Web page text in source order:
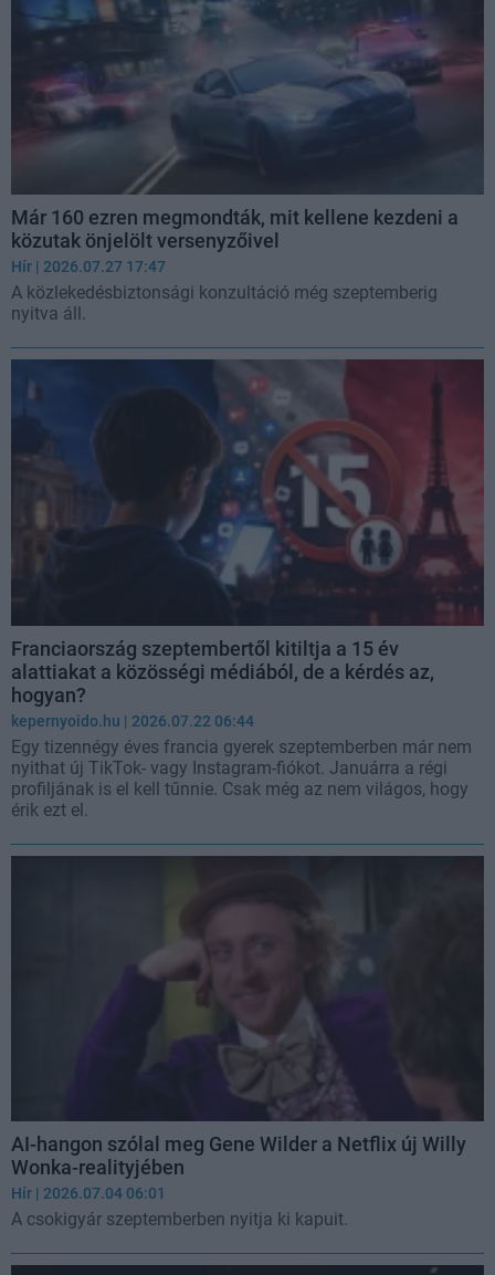
Már 160 ezren megmondták, mit kellene kezdeni a
közutak önjelölt versenyzőivel
Hír | 2026.07.27 17:47
A közlekedésbiztonsági konzultáció még szeptemberig
nyitva áll.
Franciaország szeptembertől kitiltja a 15 év
alattiakat a közösségi médiából, de a kérdés az,
hogyan?
kepernyoido.hu | 2026.07.22 06:44
Egy tizennégy éves francia gyerek szeptemberben már nem
nyithat új TikTok- vagy Instagram-fiókot. Januárra a régi
profiljának is el kell tűnnie. Csak még az nem világos, hogy
érik ezt el.
AI-hangon szólal meg Gene Wilder a Netflix új Willy
Wonka-realityjében
Hír | 2026.07.04 06:01
A csokigyár szeptemberben nyitja ki kapuit.